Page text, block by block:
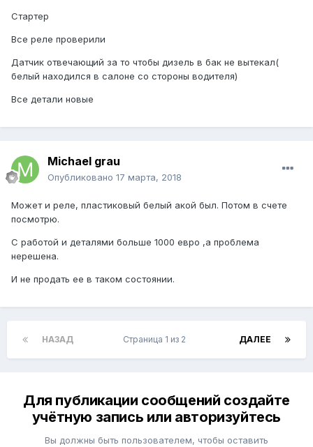
Стартер
Все реле проверили
Датчик отвечающий за то чтобы дизель в бак не вытекал(
белый находился в салоне со стороны водителя)
Все детали новые
Michael grau
Опубликовано 17 марта, 2018
Может и реле, пластиковый белый акой был. Потом в счете
посмотрю.
С работой и деталями больше 1000 евро ,а проблема
нерешена.
И не продать ее в таком состоянии.
НАЗАД ДАЛЕЕ
Страница 1 из 2
Для публикации сообщений создайте
учётную запись или авторизуйтесь
Вы должны быть пользователем, чтобы оставить